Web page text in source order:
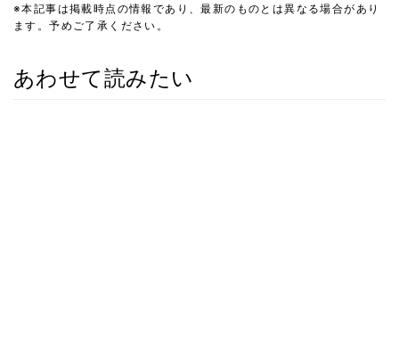
※本記事は掲載時点の情報であり、最新のものとは異なる場合があり
ます。予めご了承ください。
あわせて読みたい